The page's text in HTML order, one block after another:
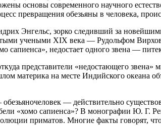
основы современного научного
превращения обезьяны в человека,
Энгельс, зорко следивший за
учеными XIX века — Рудольфом
недостает одного звена —
представители «недостающего
на месте Индийского океана
— действительно
«хомо сапиенса»? В монографии Ю. Г.
приматов. Многие факты говорят,